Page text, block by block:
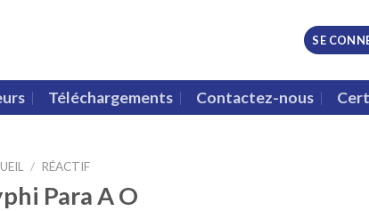
SE
Téléchargements Contactez-nous
/ RÉACTIF
Para A O